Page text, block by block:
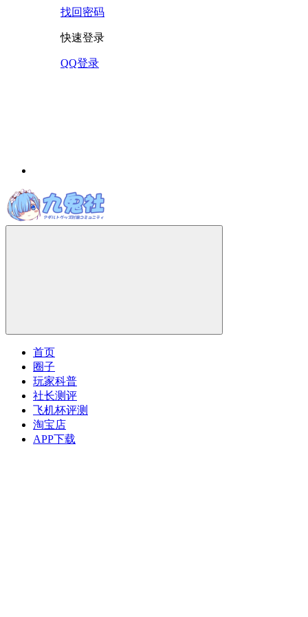
找回密码
快速登录
QQ登录
首页
圈子
玩家科普
社长测评
飞机杯评测
淘宝店
APP下载